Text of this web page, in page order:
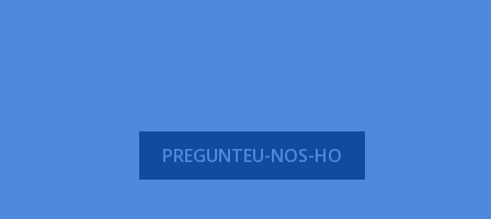
PREGUNTEU-NOS-HO